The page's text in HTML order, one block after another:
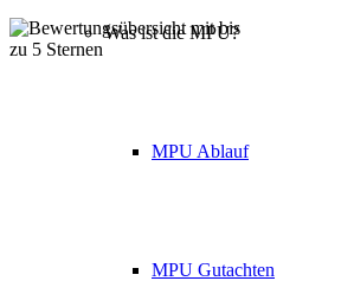
Was ist die MPU?
MPU Ablauf
MPU Gutachten